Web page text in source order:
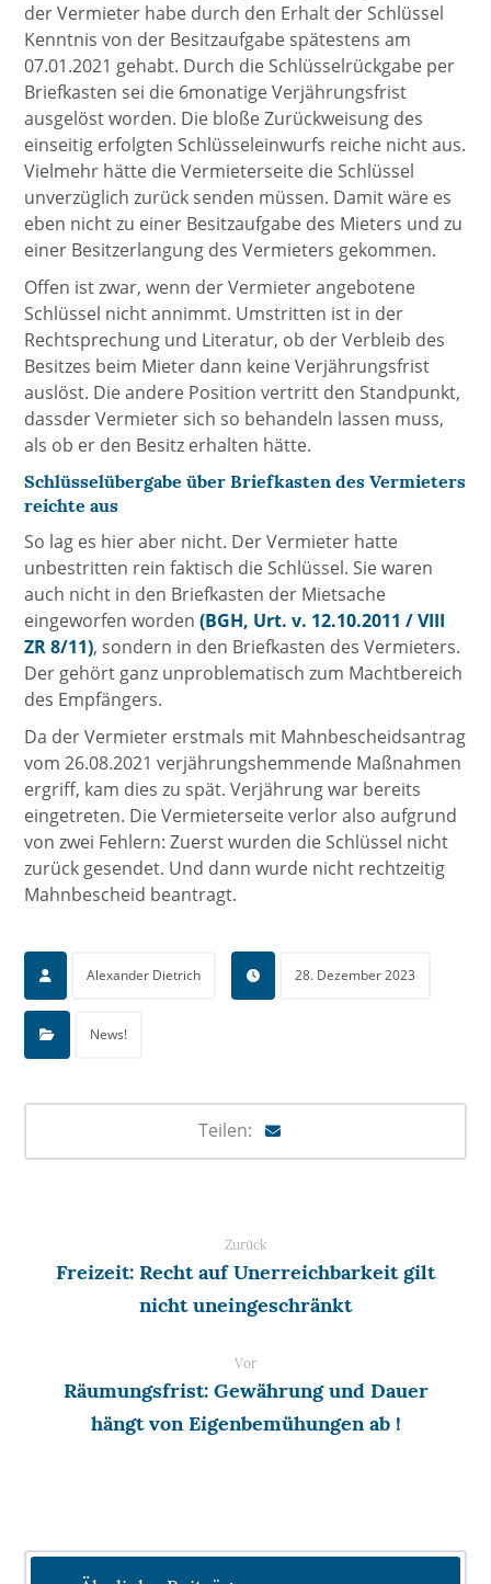
der Vermieter habe durch den Erhalt der Schlüssel
Kenntnis von der Besitzaufgabe spätestens am
07.01.2021 gehabt. Durch die Schlüsselrückgabe per
Briefkasten sei die 6monatige Verjährungsfrist
ausgelöst worden. Die bloße Zurückweisung des
einseitig erfolgten Schlüsseleinwurfs reiche nicht aus.
Vielmehr hätte die Vermieterseite die Schlüssel
unverzüglich zurück senden müssen. Damit wäre es
eben nicht zu einer Besitzaufgabe des Mieters und zu
einer Besitzerlangung des Vermieters gekommen.
Offen ist zwar, wenn der Vermieter angebotene
Schlüssel nicht annimmt. Umstritten ist in der
Rechtsprechung und Literatur, ob der Verbleib des
Besitzes beim Mieter dann keine Verjährungsfrist
auslöst. Die andere Position vertritt den Standpunkt,
dassder Vermieter sich so behandeln lassen muss,
als ob er den Besitz erhalten hätte.
Schlüsselübergabe über Briefkasten des Vermieters
reichte aus
So lag es hier aber nicht. Der Vermieter hatte
unbestritten rein faktisch die Schlüssel. Sie waren
auch nicht in den Briefkasten der Mietsache
eingeworfen worden(BGH, Urt. v. 12.10.2011 / VIII
ZR 8/11), sondern in den Briefkasten des Vermieters.
Der gehört ganz unproblematisch zum Machtbereich
des Empfängers.
Da der Vermieter erstmals mit Mahnbescheidsantrag
vom 26.08.2021 verjährungshemmende Maßnahmen
ergriff, kam dies zu spät. Verjährung war bereits
eingetreten. Die Vermieterseite verlor also aufgrund
von zwei Fehlern: Zuerst wurden die Schlüssel nicht
zurück gesendet. Und dann wurde nicht rechtzeitig
Mahnbescheid beantragt.
Alexander Dietrich 28. Dezember 2023
News!
Zurück
Freizeit: Recht auf Unerreichbarkeit gilt
nicht uneingeschränkt
Vor
Räumungsfrist: Gewährung und Dauer
hängt von Eigenbemühungen ab !